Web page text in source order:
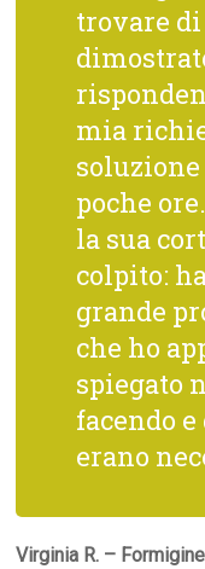
trovare
mia
poche
la sua
colpito:
grande
che ho
spiegato
facendo
erano
Virginia R. – Formigine